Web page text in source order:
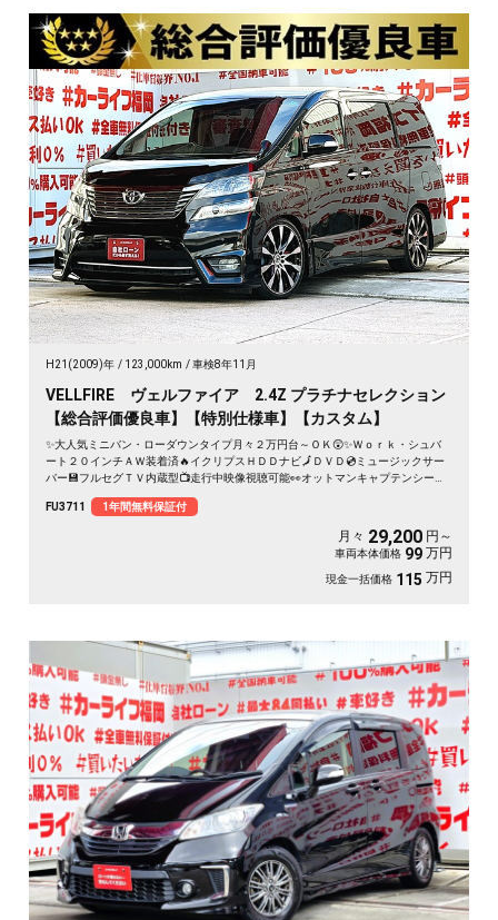
H21(2009)年 123,000km 車検8年11月
VELLFIRE ヴェルファイア 2.4Z プラチナセレクション
【総合評価優良車】【特別仕様車】【カスタム】
✨大人気ミニバン・ローダウンタイプ月々２万円台～ＯＫ😲✨Ｗｏｒｋ・シュバ
ート２０インチＡＷ装着済🔥イクリプスＨＤＤナビ🗾ＤＶＤ💿ミュージックサー
バー💾フルセグＴＶ内蔵型📺走行中映像視聴可能👀オットマンキャプテンシート
クドアーでボタン・リモコン楽々開閉🔘🌈
FU3711 1年間無料保証付
月々 29,200 円～
車両本体価格 99 万円
現金一括価格 115 万円